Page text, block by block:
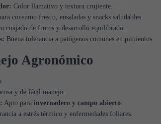
Color llamativo y textura crujiente.
consumo fresco, ensaladas y snacks saludables.
cuajado de frutos y desarrollo equilibrado.
Buena tolerancia a patógenos comunes en pimientos.
Agronómico
y de fácil manejo.
Apto para invernadero y campo abierto.
a estrés térmico y enfermedades foliares.